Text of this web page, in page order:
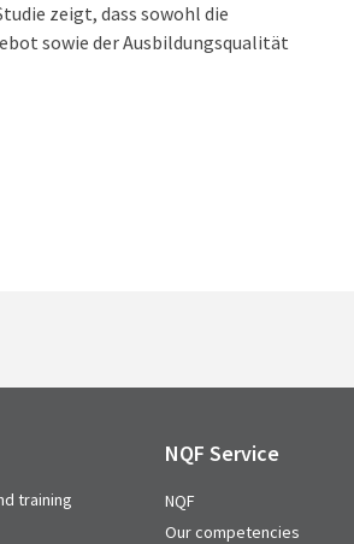
zeigt, dass sowohl die
sowie der Ausbildungsqualität
training
NQF Service
NQF
Our competencies